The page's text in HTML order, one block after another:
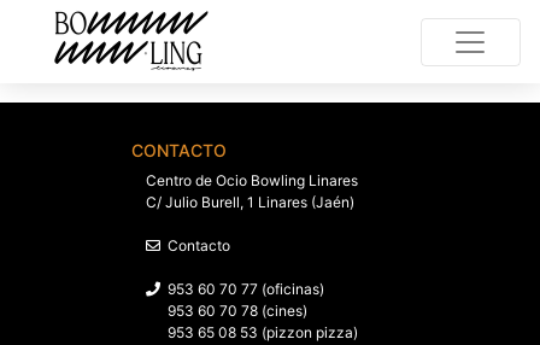
CONTACTO
Centro de Ocio Bowling Linares
C/ Julio Burell, 1 Linares (Jaén)
Contacto
953 60 70 77 (oficinas)
953 60 70 78 (cines)
953 65 08 53 (pizzon pizza)